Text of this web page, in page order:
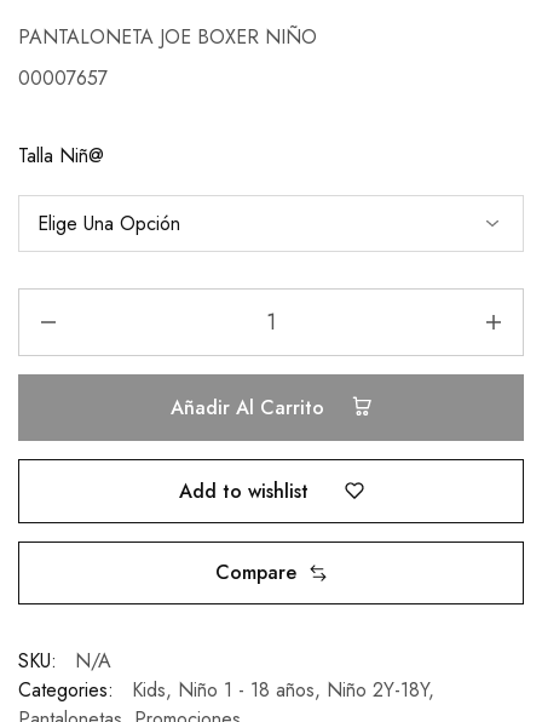
PANTALONETA JOE BOXER NIÑO
00007657
Talla Niñ@
Añadir Al Carrito
Add to wishlist
Compare
SKU:
N/A
Categories:
Kids, Niño 1 - 18 años, Niño 2Y-18Y,